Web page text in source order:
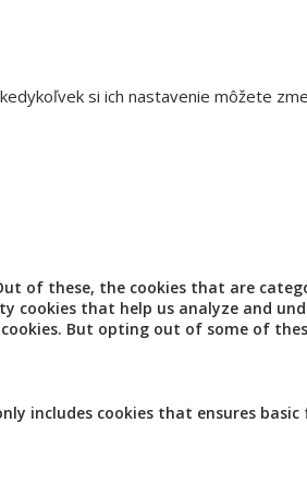
si ich nastavenie môžete
of these, the cookies that are
that help us analyze and
But opting out of some of
includes cookies that ensures